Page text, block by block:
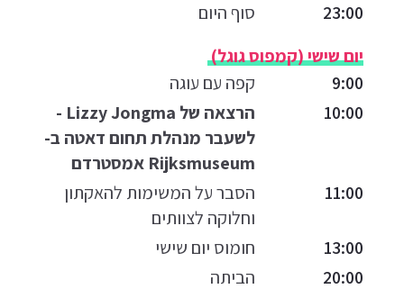
23:00
סוף היום
יום שישי (קמפוס גוגל)
9:00
קפה עם עוגה
10:00
הרצאה של Lizzy Jongma -
לשעבר מנהלת תחום דאטה ב-
Rijksmuseum אמסטרדם
11:00
הסבר על המשימות להאקתון
וחלוקה לצוותים
13:00
חומוס יום שישי
20:00
הביתה